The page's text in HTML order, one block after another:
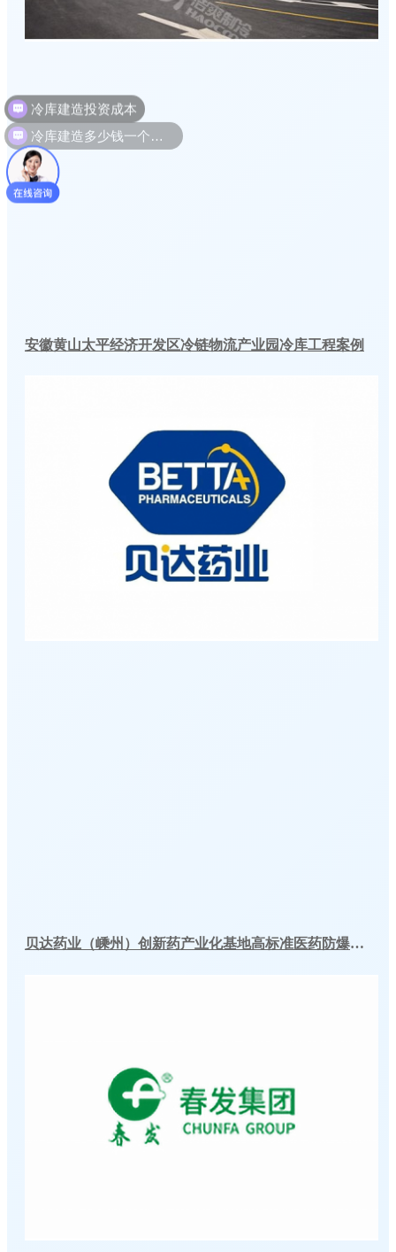
安徽黄山太平经济开发区冷链物流产业园冷库工程案例
贝达药业（嵊州）创新药产业化基地高标准医药防爆冷库建造工程案例
冷库建造多少钱一个平方